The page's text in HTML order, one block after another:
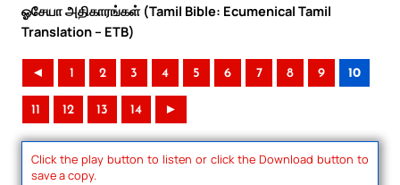
ஓசேயா அதிகாரங்கள் (Tamil Bible: Ecumenical Tamil
Translation – ETB)
◄ 1 2 3 4 5 6 7 8 9 10
11 12 13 14 ►
Click the play button to listen or click the Download button to
save a copy.